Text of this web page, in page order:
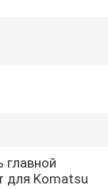
для Komatsu